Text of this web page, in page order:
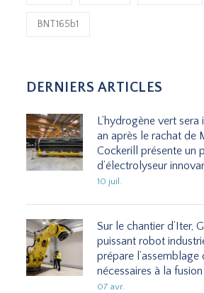
BNT165b1
DERNIERS ARTICLES
L’hydrogène vert
an après le rachat de
Cockerill présente un
d’électrolyseur
10 juil.
Sur le chantier d’Iter,
puissant robot
prépare
nécessaires à la
07 avr.